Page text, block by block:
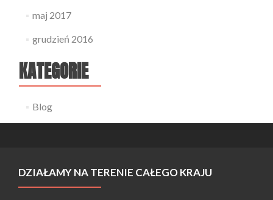
maj 2017
grudzień 2016
KATEGORIE
Blog
DZIAŁAMY NA TERENIE CAŁEGO KRAJU